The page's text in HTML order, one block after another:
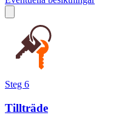
Steg 6
Tillträde